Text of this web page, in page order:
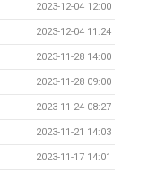
2023-12-04 12:00
2023-12-04 11:24
2023-11-28 14:00
2023-11-28 09:00
2023-11-24 08:27
2023-11-21 14:03
2023-11-17 14:01